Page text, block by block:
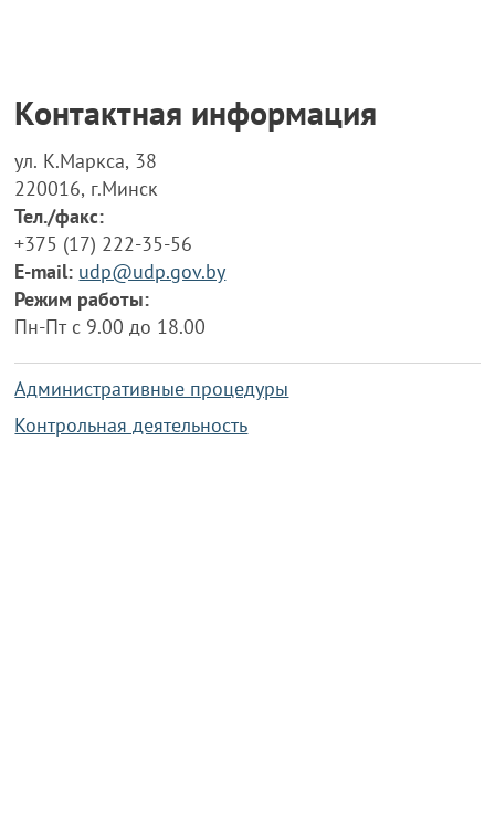
Контактная информация
ул. К.Маркса, 38
220016, г.Минск
Тел./факс:
+375 (17) 222-35-56
E-mail: udp@udp.gov.by
Режим работы:
Пн-Пт с 9.00 до 18.00
Административные процедуры
Контрольная деятельность